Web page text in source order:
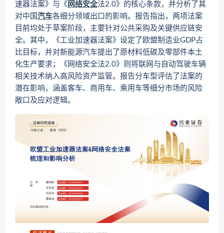
速器法案》与《 网络安全法2.0》的核心条款，并分析了其
对中国 汽车各细分领域出口的影响。报告指出，两项法案
目前均处于草案阶段，主要针对公共采购及关键供应链安
全。其中，《工业加速器法案》设定了欧盟制造业GDP占
比目标，并对新能源汽车提出了原材料低碳及零部件本土
化生产要求；《网络安全法2.0》则将联网与自动驾驶车辆
相关技术纳入高风险资产监管。报告分车型评估了法案的
潜在影响，涵盖客车、商用车、乘用车等细分市场的风险
敞口及应对逻辑。